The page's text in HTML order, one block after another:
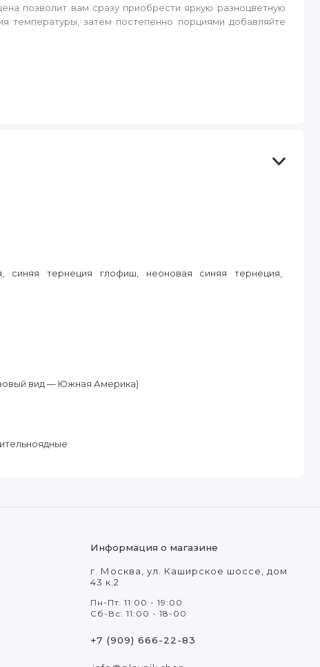
позволит вам сразу приобрести яркую разноцветную
температуры, затем постепенно порциями добавляйте
синяя тернеция глофиш, неоновая синяя тернеция,
вид — Южная Америка)
Информация о магазине
г. Москва, ул. Каширское шоссе, дом
43 к.2
Пн-Пт: 11:00 - 19:00
Сб-Вс: 11:00 - 18-00
+7 (909) 666-22-83